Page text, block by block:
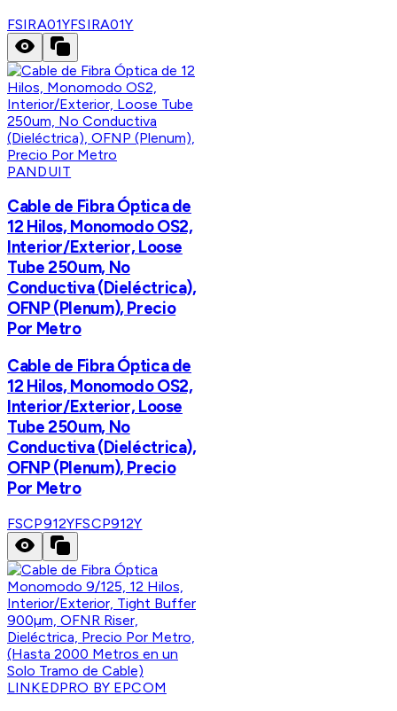
FSIRA01YFSIRA01Y
PANDUIT
Cable de Fibra Óptica de
12 Hilos, Monomodo OS2,
Interior/Exterior, Loose
Tube 250um, No
Conductiva (Dieléctrica),
OFNP (Plenum), Precio
Por Metro
Cable de Fibra Óptica de
12 Hilos, Monomodo OS2,
Interior/Exterior, Loose
Tube 250um, No
Conductiva (Dieléctrica),
OFNP (Plenum), Precio
Por Metro
FSCP912YFSCP912Y
LINKEDPRO BY EPCOM